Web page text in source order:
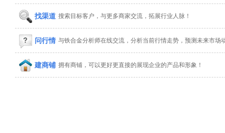
找渠道 搜索目标客户，与更多商家交流，拓展行业人脉！
问行情 与铁合金分析师在线交流，分析当前行情走势，预测未来市场
建商铺 拥有商铺，可以更好更直接的展现企业的产品和形象！